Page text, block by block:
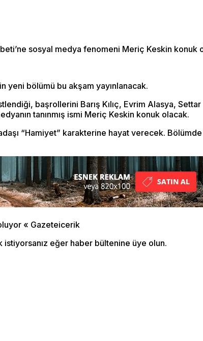
sosyal medya fenomeni Meriç Keskin
yeni bölümü bu akşam yayınlanacak.
üstlendiği, başrollerini Barış Kılıç, Evrim Alasya,
tanınmış ismi Meriç Keskin konuk olacak.
“Hamiyet” karakterine hayat verecek.
eğer haber bültenine üye olun.